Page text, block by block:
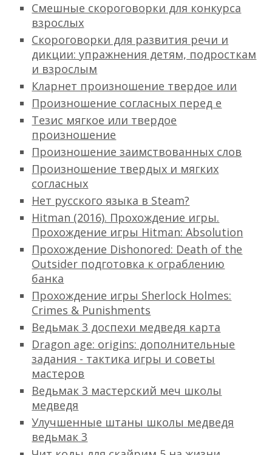
Смешные скороговорки для конкурса
взрослых
Скороговорки для развития речи и
дикции: упражнения детям, подросткам
и взрослым
Кларнет произношение твердое или
Произношение согласных перед е
Тезис мягкое или твердое
произношение
Произношение заимствованных слов
Произношение твердых и мягких
согласных
Нет русского языка в Steam?
Hitman (2016). Прохождение игры.
Прохождение игры Hitman: Absolution
Прохождение Dishonored: Death of the
Outsider подготовка к ограблению
банка
Прохождение игры Sherlock Holmes:
Crimes & Punishments
Ведьмак 3 доспехи медведя карта
Dragon age: origins: дополнительные
задания - тактика игры и советы
мастеров
Ведьмак 3 мастерский меч школы
медведя
Улучшенные штаны школы медведя
ведьмак 3